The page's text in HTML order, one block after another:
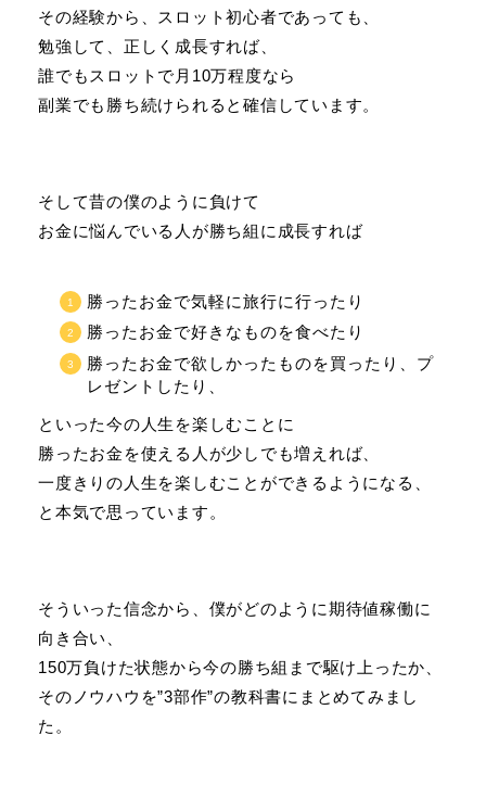
その経験から、スロット初心者であっても、
勉強して、正しく成長すれば、
誰でもスロットで月10万程度なら
副業でも勝ち続けられると確信しています。
そして昔の僕のように負けて
お金に悩んでいる人が勝ち組に成長すれば
勝ったお金で気軽に旅行に行ったり
勝ったお金で好きなものを食べたり
勝ったお金で欲しかったものを買ったり、プ
レゼントしたり、
といった今の人生を楽しむことに
勝ったお金を使える人が少しでも増えれば、
一度きりの人生を楽しむことができるようになる、
と本気で思っています。
そういった信念から、僕がどのように期待値稼働に
向き合い、
150万負けた状態から今の勝ち組まで駆け上ったか、
そのノウハウを”3部作”の教科書にまとめてみまし
た。